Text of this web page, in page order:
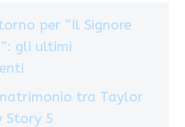
per “Il Signore
gli ultimi
tra Taylor
Story 5